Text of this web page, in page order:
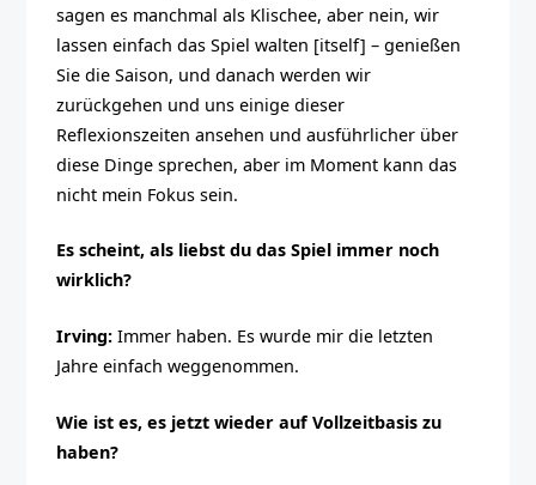
sagen es manchmal als Klischee, aber nein, wir
lassen einfach das Spiel walten [itself] – genießen
Sie die Saison, und danach werden wir
zurückgehen und uns einige dieser
Reflexionszeiten ansehen und ausführlicher über
diese Dinge sprechen, aber im Moment kann das
nicht mein Fokus sein.
Es scheint, als liebst du das Spiel immer noch
wirklich?
Irving:Immer haben. Es wurde mir die letzten
Jahre einfach weggenommen.
Wie ist es, es jetzt wieder auf Vollzeitbasis zu
haben?